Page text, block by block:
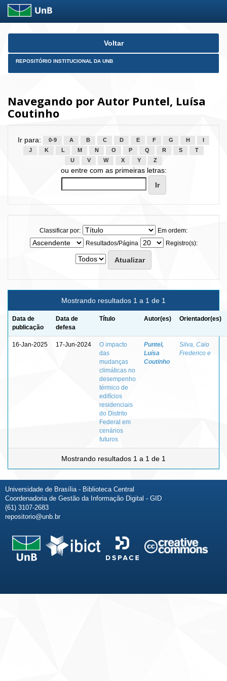
Skip
Voltar
REPOSITÓRIO INSTITUCIONAL DA UNB
Navegando por Autor Puntel, Luísa
Coutinho
Ir para: 0-9 A B C D E F G H
J
K L M N O P Q R S
T
U
V W X Y Z
ou entre com as primeiras letras:
Classificar por:
Em ordem:
Resultados/Página
Registro(s):
Mostrando resultados 1 a 1 de 1
Data de
publicação
Data de
defesa
Título Autor(es) Orientador(es)
16-Jan-2025 17-Jun-2024
O impacto
das
mudanças
climáticas no
desempenho
térmico de
edifícios
residenciais
do Distrito
Federal em
cenários
futuros
Puntel,
Luísa
Coutinho
Silva, Caio
Frederico e
Mostrando resultados 1 a 1 de 1
Universidade de Brasília - Biblioteca Central
Coordenadoria de Gestão da Informação Digital - GID
(61) 3107-2683
repositorio@unb.br